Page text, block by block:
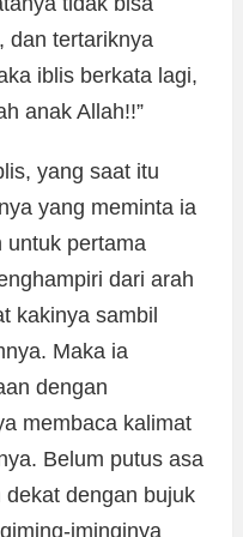
dan tertariknya
iblis berkata lagi,
anak Allah!!”
yang saat itu
yang meminta ia
untuk pertama
dari arah
kakinya sambil
Maka ia
dengan
membaca kalimat
Belum putus asa
dengan bujuk
iminginya